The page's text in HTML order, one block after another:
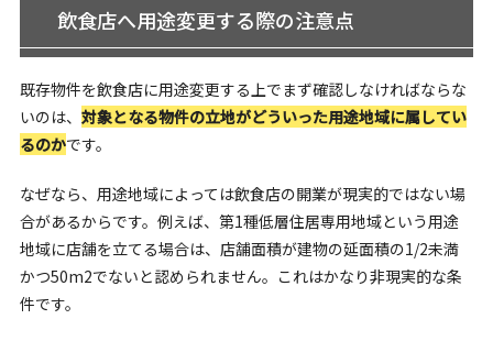
飲食店へ用途変更する際の注意点
既存物件を飲食店に用途変更する上でまず確認しなければならな
いのは、 対象となる物件の立地がどういった用途地域に属してい
るのかです。
なぜなら、用途地域によっては飲食店の開業が現実的ではない場
合があるからです。例えば、第1種低層住居専用地域という用途
地域に店舗を立てる場合は、店舗面積が建物の延面積の1/2未満
かつ50m2でないと認められません。これはかなり非現実的な条
件です。